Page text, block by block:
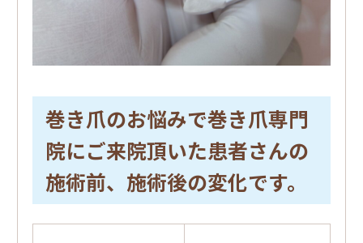
巻き爪のお悩みで巻き爪専門
院にご来院頂いた患者さんの
施術前、施術後の変化です。